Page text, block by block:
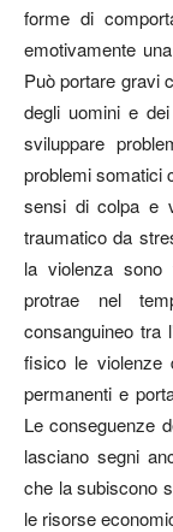
forme di
emotivamente
Può portare gravi
degli uomini e
sviluppare
problemi somatici
sensi di colpa e
traumatico da
la violenza
protrae nel
consanguineo tra
fisico le violenze
permanenti e
Le conseguenze
lasciano segni
che la subiscono
le risorse